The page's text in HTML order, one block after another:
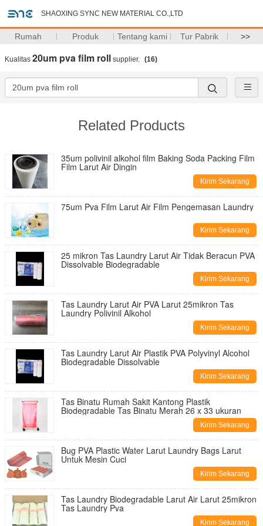
SHAOXING SYNC NEW MATERIAL CO.,LTD
Rumah Produk Tentang kami Tur Pabrik >>
Kualitas 20um pva film roll supplier. (16)
Related Products
35um polivinil alkohol film Baking Soda Packing Film
Film Larut Air Dingin
Kirim Sekarang
75um Pva Film Larut Air Film Pengemasan Laundry
Kirim Sekarang
25 mikron Tas Laundry Larut Air Tidak Beracun PVA
Dissolvable Biodegradable
Kirim Sekarang
Tas Laundry Larut Air PVA Larut 25mikron Tas
Laundry Polivinil Alkohol
Kirim Sekarang
Tas Laundry Larut Air Plastik PVA Polyvinyl Alcohol
Biodegradable Dissolvable
Kirim Sekarang
Tas Binatu Rumah Sakit Kantong Plastik
Biodegradable Tas Binatu Merah 26 x 33 ukuran
Kirim Sekarang
Bug PVA Plastic Water Larut Laundry Bags Larut
Untuk Mesin Cuci
Kirim Sekarang
Tas Laundry Biodegradable Larut Air Larut 25mikron
Tas Laundry Pva
Kirim Sekarang